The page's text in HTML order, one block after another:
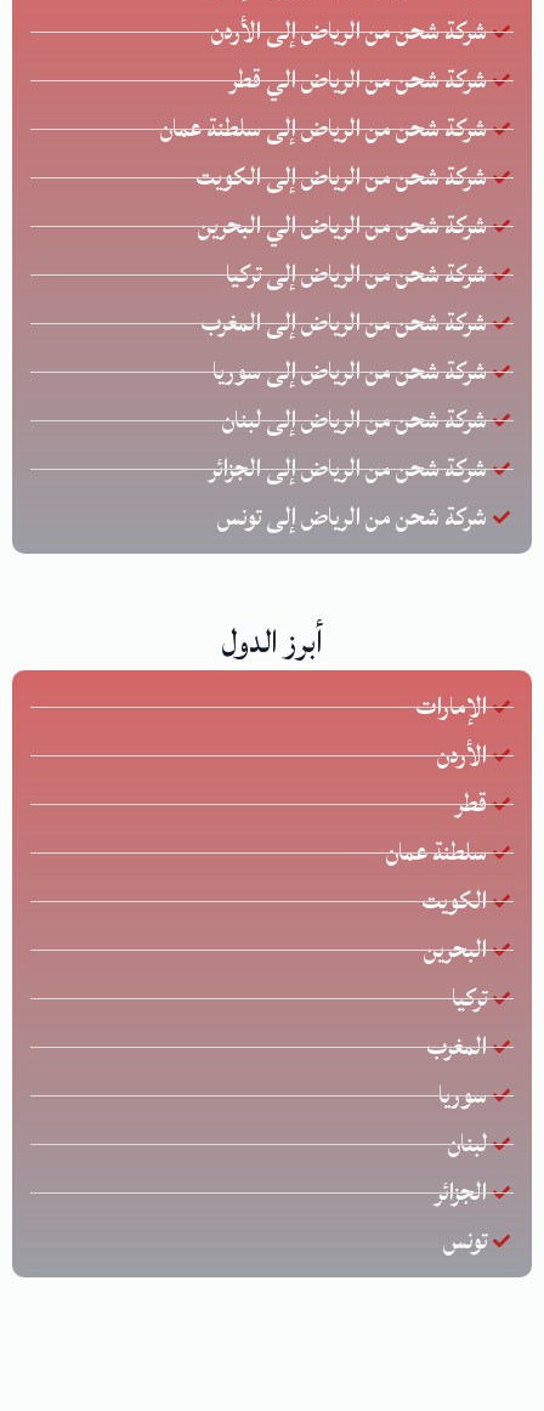
شركة شحن من الرياض إلى الأردن
شركة شحن من الرياض الي قطر
شركة شحن من الرياض إلى سلطنة عمان
شركة شحن من الرياض إلى الكويت
شركة شحن من الرياض الي البحرين
شركة شحن من الرياض إلى تركيا
شركة شحن من الرياض إلى المغرب
شركة شحن من الرياض إلى سوريا
شركة شحن من الرياض إلى لبنان
شركة شحن من الرياض إلى الجزائر
شركة شحن من الرياض إلى تونس
أبرز الدول
الإمارات
الأردن
قطر
سلطنة عمان
الكويت
البحرين
تركيا
المغرب
سوريا
لبنان
الجزائر
تونس